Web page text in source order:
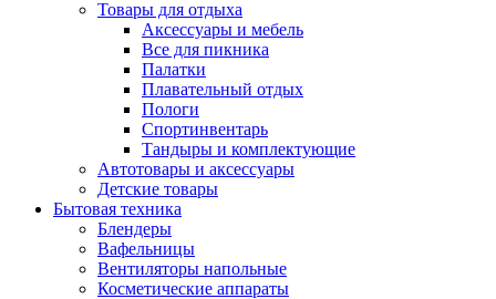
Товары для отдыха
Аксессуары и мебель
Все для пикника
Палатки
Плавательный отдых
Пологи
Спортинвентарь
Тандыры и комплектующие
Автотовары и аксессуары
Детские товары
Бытовая техника
Блендеры
Вафельницы
Вентиляторы напольные
Косметические аппараты